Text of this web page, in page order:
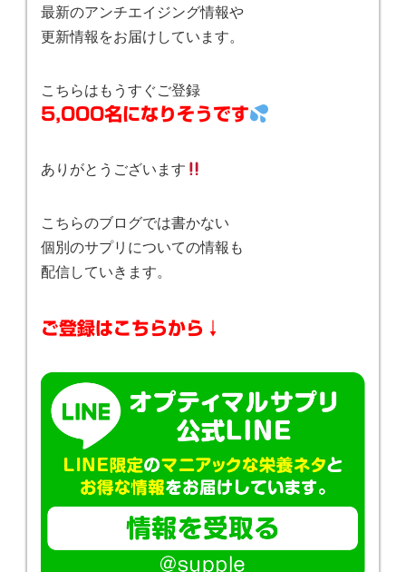
最新のアンチエイジング情報や
更新情報をお届けしています。
こちらはもうすぐご登録
5,000名になりそうです
ありがとうございます
こちらのブログでは書かない
個別のサプリについての情報も
配信していきます。
ご登録はこちらから↓